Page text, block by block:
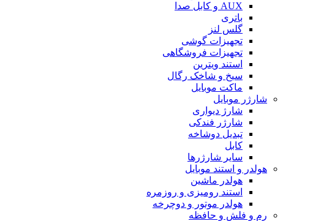
AUX و کابل صدا
باتری
گلس لنز
تجهیزات گوشی
تجهیزات فروشگاهی
استند ویترین
سیخ و شاخک رگال
ماکت موبایل
شارژر موبایل
شارژ دیواری
شارژر فندکی
تبدیل دوشاخه
کابل
سایر شارژرها
هولدر و استند موبایل
هولدر ماشین
استند رومیزی و روزمره
هولدر موتور و دوچرخه
رم و فلش و حافظه